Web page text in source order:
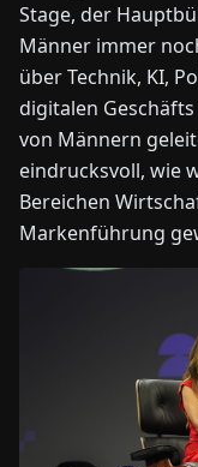
Stage, der
Männer immer
über Technik, KI,
digitalen
von Männern
eindrucksvoll, wie
Bereichen
Markenführung